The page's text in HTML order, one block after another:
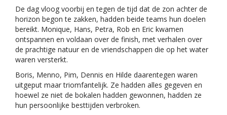
De dag vloog voorbij en tegen de tijd dat de zon achter de
horizon begon te zakken, hadden beide teams hun doelen
bereikt. Monique, Hans, Petra, Rob en Eric kwamen
ontspannen en voldaan over de finish, met verhalen over
de prachtige natuur en de vriendschappen die op het water
waren versterkt.
Boris, Menno, Pim, Dennis en Hilde daarentegen waren
uitgeput maar triomfantelijk. Ze hadden alles gegeven en
hoewel ze niet de bokalen hadden gewonnen, hadden ze
hun persoonlijke besttijden verbroken.